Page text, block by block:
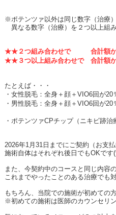
※ポテンツァ以外は同じ数字（治療
異なる数字（治療）を２つ以上組
★★２つ組み合わせで 合計額
★★３つ以上組み合わせで 合計額
たとえば・・・
・女性脱毛：全身＋顔＋ VIO6回が20
・男性脱毛：全身＋顔＋ VIO6回が20
・ポテンツァCPチップ（ニキビ跡治
2026年1月 31日までにご契約（お支
施術自体はそれぞれ後日でもOKです
また、今契約中のコースと同じ内容
これまでやったことのある治療でも
もちろん、当院での施術が初めての
※初めての施術は医師のカウンセリン